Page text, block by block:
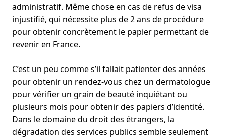
administratif. Même chose en cas de refus de visa
injustifié, qui nécessite plus de 2 ans de procédure
pour obtenir concrètement le papier permettant de
revenir en France.
C’est un peu comme s’il fallait patienter des années
pour obtenir un rendez-vous chez un dermatologue
pour vérifier un grain de beauté inquiétant ou
plusieurs mois pour obtenir des papiers d’identité.
Dans le domaine du droit des étrangers, la
dégradation des services publics semble seulement